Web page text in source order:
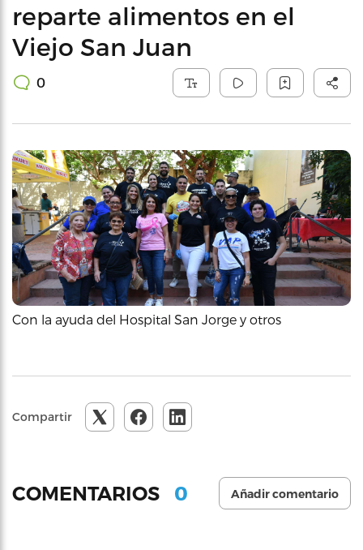
reparte alimentos en el
Viejo San Juan
0
Con la ayuda del Hospital San Jorge y otros
Compartir
COMENTARIOS 0 Añadir comentario